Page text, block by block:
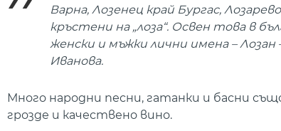
Варна, Лозенец край Бургас,
кръстени на „лоза“. Освен това в
женски и мъжки лични имена – Лозан
Иванова.
Много народни песни, гатанки и басни
грозде и качествено вино.